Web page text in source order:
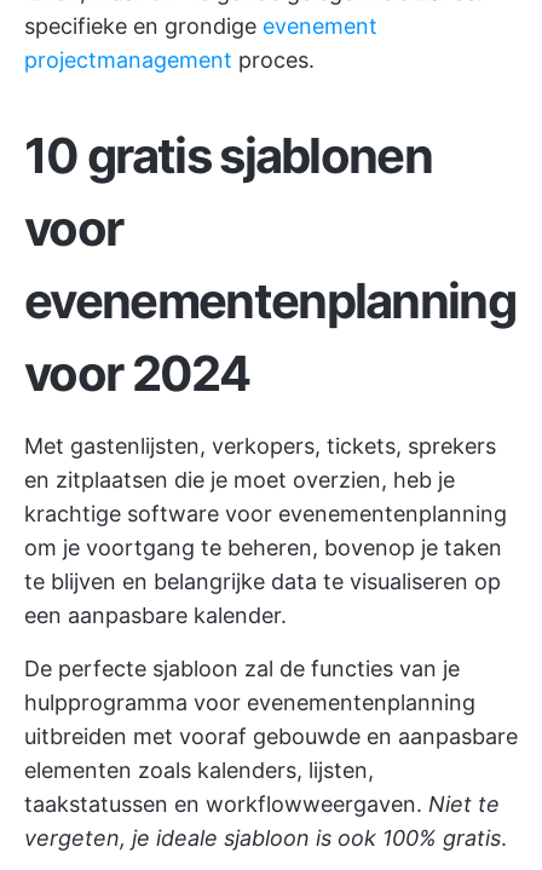
specifieke en grondige evenement
projectmanagement proces.
10 gratis sjablonen
voor
evenementenplanning
voor 2024
Met gastenlijsten, verkopers, tickets, sprekers
en zitplaatsen die je moet overzien, heb je
krachtige software voor evenementenplanning
om je voortgang te beheren, bovenop je taken
te blijven en belangrijke data te visualiseren op
een aanpasbare kalender.
De perfecte sjabloon zal de functies van je
hulpprogramma voor evenementenplanning
uitbreiden met vooraf gebouwde en aanpasbare
elementen zoals kalenders, lijsten,
taakstatussen en workflowweergaven. Niet te
vergeten, je ideale sjabloon is ook 100% gratis.